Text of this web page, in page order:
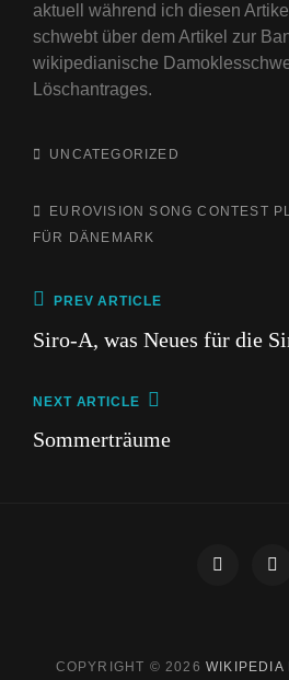
aktuell während ich diesen
schwebt über dem Artikel zur
wikipedianische
Löschantrages.
CATEGORIES
UNCATEGORIZED
TAGS,
EUROVISION SONG CONTEST
FÜR DÄNEMARK
Beitragsnavigation
Previous
PREV ARTICLE
Siro-A, was Neues für die
Next
NEXT ARTICLE
Sommerträume
COPYRIGHT © 2026WIKIPEDIA